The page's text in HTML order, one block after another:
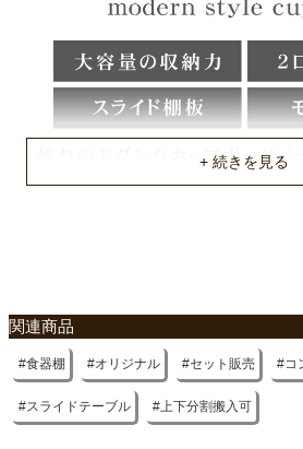
関連商品
食器棚 オリジナル セット販売 コ
スライドテーブル 上下分割搬入可